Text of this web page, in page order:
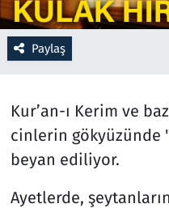
Paylaş
Kur’an-ı Kerim ve
cinlerin gökyüzünde
beyan ediliyor.
Ayetlerde, şeytanların
Savunma Sanayi
Spor
Teknoloji ve Bilim
Televizyon